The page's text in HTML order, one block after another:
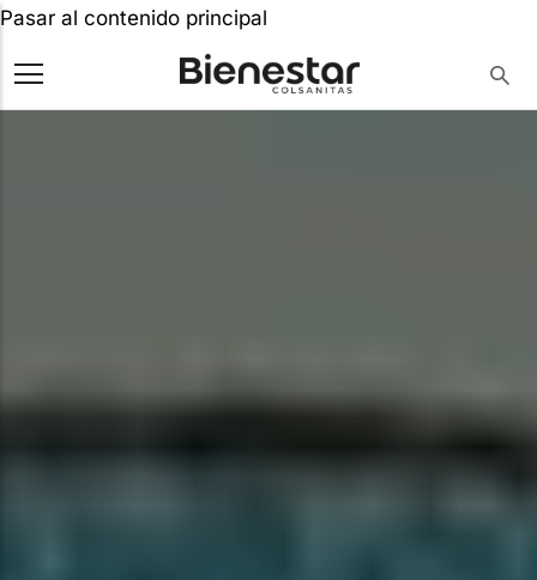
Pasar al contenido principal